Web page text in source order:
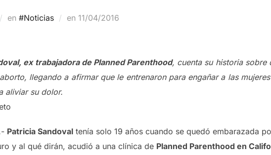
en #Noticias en 11/04/2016
ex trabajadora de Planned Parenthood, cuenta su historia sobre
llegando a afirmar que le entrenaron para engañar a las
aliviar su dolor.
Patricia Sandoval tenía solo 19 años cuando se quedó embarazada
y al qué dirán, acudió a una clínica de Planned Parenthood en